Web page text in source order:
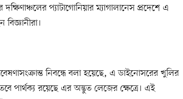
প্যাটাগোনিয়ার ম্যাগালানেস প্রদেশে এ
নিবন্ধে বলা হয়েছে, এ ডাইনোসরের খুলির
পার্থক্য রয়েছে এর অদ্ভুত লেজের ক্ষেত্রে। এই